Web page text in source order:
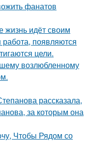
фанатов
жизнь идёт своим
появляются
цели.
возлюбленному
рассказала,
за которым она
Чтобы Рядом со